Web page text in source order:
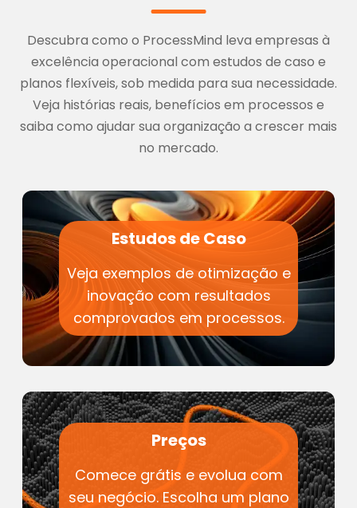
Descubra como o ProcessMind leva empresas à
excelência operacional com estudos de caso e
planos flexíveis, sob medida para sua necessidade.
Veja histórias reais, benefícios em processos e
saiba como ajudar sua organização a crescer mais
no mercado.
Estudos de Caso
Veja exemplos de otimização e
inovação com resultados
comprovados em processos.
Preços
Comece grátis e evolua com
seu negócio. Escolha um plano